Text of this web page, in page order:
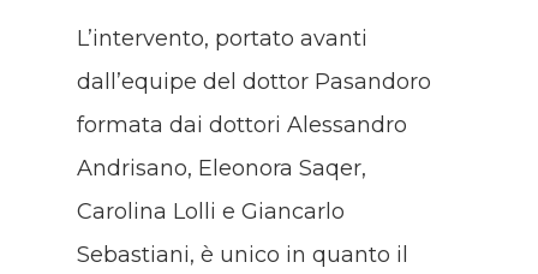
L’intervento, portato avanti
dall’equipe del dottor Pasandoro
formata dai dottori Alessandro
Andrisano, Eleonora Saqer,
Carolina Lolli e Giancarlo
Sebastiani, è unico in quanto il